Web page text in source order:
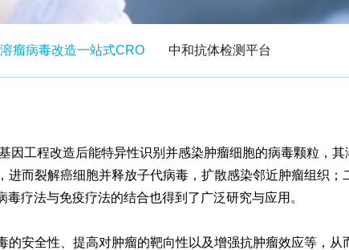
溶瘤病毒改造一站式CRO 中和抗体检测平台
因工程改造后能特异性识别并感染肿瘤细胞的病毒颗粒，
而裂解癌细胞并释放子代病毒，扩散感染邻近肿瘤组织
疗法与免疫疗法的结合也得到了广泛研究与应用。
安全性、提高对肿瘤的靶向性以及增强抗肿瘤效应等，